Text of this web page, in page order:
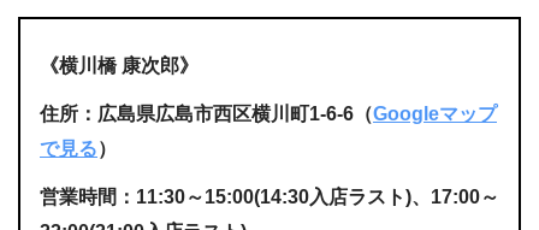
《横川橋 康次郎》
住所：広島県広島市西区横川町1-6-6（Googleマップ
で見る）
営業時間：11:30～15:00(14:30入店ラスト)、17:00～